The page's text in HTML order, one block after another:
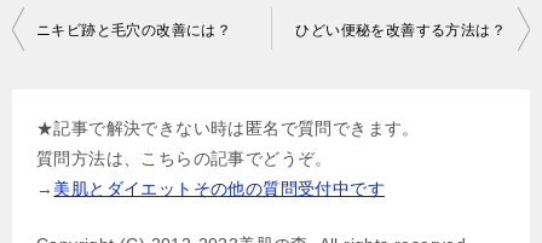
投
ニキビ跡と毛穴の改善には？ ひどい便秘を改善する方法は？
★記事で解決できない時は匿名で質問できます。
質問方法は、こちらの記事でどうぞ。
→ 美肌とダイエットその他の質問受付中です